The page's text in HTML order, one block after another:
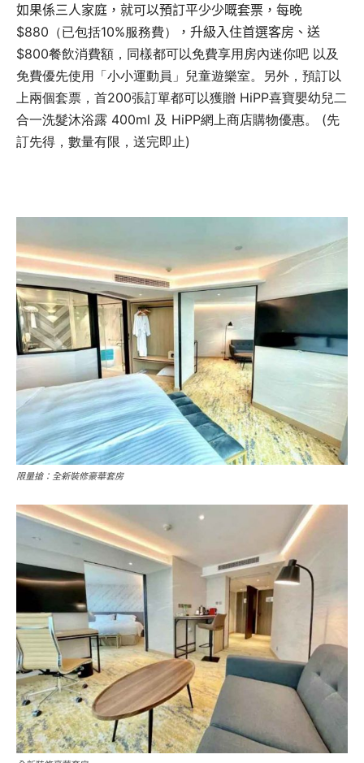
如果係三人家庭，就可以預訂平少少嘅套票，每晚
$880 （已包括10%服務費）
，升級入住首選客房、送
$800餐飲消費額，同樣都可以免費享用房內迷你吧 以及
免費優先使用「小小運動員」兒童遊樂室。另外，預訂以
上兩個套票，首200張訂單都可以獲贈 HiPP喜寶嬰幼兒二
合一洗髮沐浴露 400ml 及 HiPP網上商店購物優惠。 (先
訂先得，數量有限，送完即止)
限量搶：全新裝修豪華套房